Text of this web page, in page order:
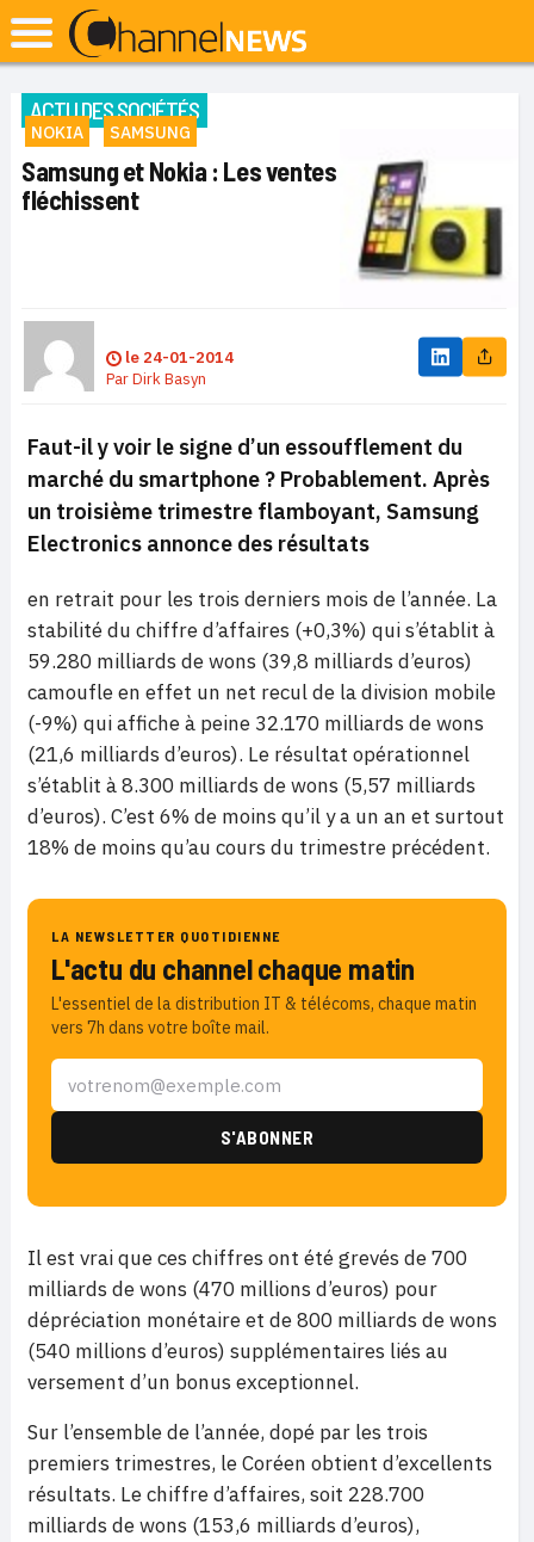
ACTU DES SOCIÉTÉS
NOKIA SAMSUNG
Samsung et Nokia : Les ventes
fléchissent
le 24-01-2014
ParDirk Basyn
Faut-il y voir le signe d’un essoufflement du
marché du smartphone ? Probablement. Après
un troisième trimestre flamboyant, Samsung
Electronics annonce des résultats
en retrait pour les trois derniers mois de l’année. La
stabilité du chiffre d’affaires (+0,3%) qui s’établit à
59.280 milliards de wons (39,8 milliards d’euros)
camoufle en effet un net recul de la division mobile
(-9%) qui affiche à peine 32.170 milliards de wons
(21,6 milliards d’euros). Le résultat opérationnel
s’établit à 8.300 milliards de wons (5,57 milliards
d’euros). C’est 6% de moins qu’il y a un an et surtout
18% de moins qu’au cours du trimestre précédent.
LA NEWSLETTER QUOTIDIENNE
L'actu du channel chaque matin
L'essentiel de la distribution IT & télécoms, chaque matin
vers 7h dans votre boîte mail.
Il est vrai que ces chiffres ont été grevés de 700
milliards de wons (470 millions d’euros) pour
dépréciation monétaire et de 800 milliards de wons
(540 millions d’euros) supplémentaires liés au
versement d’un bonus exceptionnel.
Sur l’ensemble de l’année, dopé par les trois
premiers trimestres, le Coréen obtient d’excellents
résultats. Le chiffre d’affaires, soit 228.700
milliards de wons (153,6 milliards d’euros),